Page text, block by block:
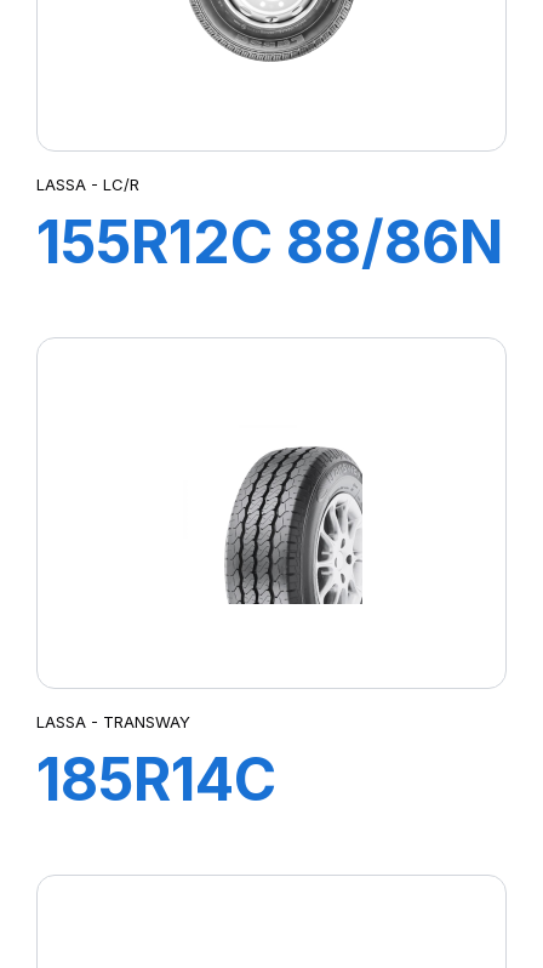
LASSA - LC/R
155R12C 88/86N
LASSA - TRANSWAY
185R14C